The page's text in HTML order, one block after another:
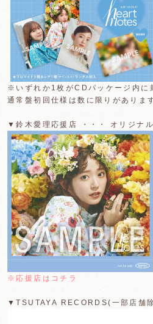
※いずれか1枚がCDパッケージ内に
通常盤初回仕様は数に限りがありま
▼鈴木愛理応援店 ・・・ オリジナ
※応援店はコチラ
▼TSUTAYA RECORDS(一部店舗